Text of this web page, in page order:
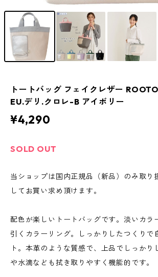
トートバッグ フェイクレザー
EU.デリ.クロレ-B アイボリー
¥4,290
SOLD OUT
当ショップは国内正規品（新品）のみ取り
してお買い求め頂けます。
配色が楽しいトートバッグです。淡いカラ
引くカラーリング。しっかりしたつくりで
ト。本革のような質感で、上品でしっかり
や水滴なども拭き取りやすく機能的です。